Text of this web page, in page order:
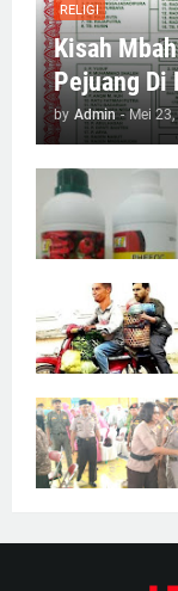
RELIGI
Kisah
Pejuang Di
by Admin - Mei